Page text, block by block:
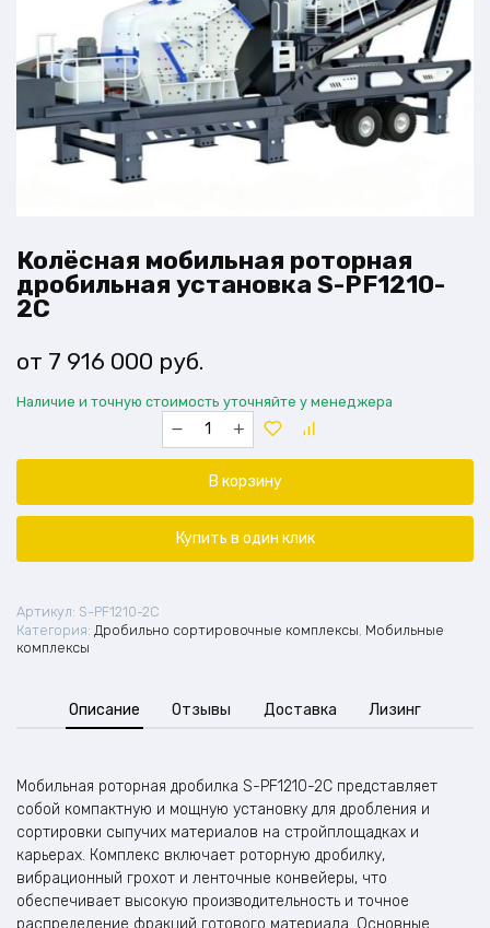
Колёсная мобильная роторная
дробильная установка S-PF1210-
2C
7 916 000 руб.
Наличие и точную стоимость уточняйте у менеджера
Количество
товара
Колёсная
мобильная
дробильная
установка
В корзину
Купить в один клик
Артикул: S-PF1210-2C
Категория: Дробильно сортировочные комплексы, Мобильные
комплексы
Описание Отзывы Доставка Лизинг
Мобильная роторная дробилка S-PF1210-2C представляет
собой компактную и мощную установку для дробления и
сортировки сыпучих материалов на стройплощадках и
карьерах. Комплекс включает роторную дробилку,
вибрационный грохот и ленточные конвейеры, что
обеспечивает высокую производительность и точное
распределение фракций готового материала. Основные